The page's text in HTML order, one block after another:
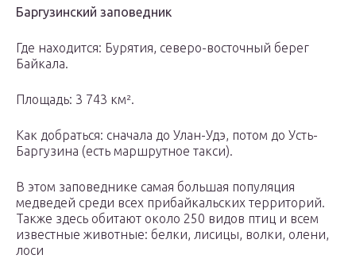
Баргузинский заповедник
Где находится: Бурятия, северо-восточный берег
Байкала.
Площадь: 3 743 км².
Как добраться: сначала до Улан-Удэ, потом до Усть-
Баргузина (есть маршрутное такси).
В этом заповеднике самая большая популяция
медведей среди всех прибайкальских территорий.
Также здесь обитают около 250 видов птиц и всем
известные животные: белки, лисицы, волки, олени,
лоси